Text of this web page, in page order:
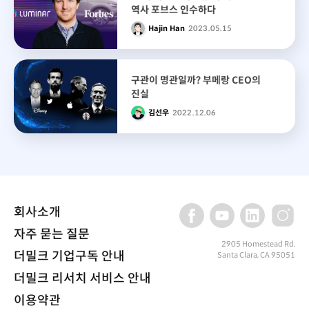
역사 포브스 인수하다
Hajin Han 2023.05.15
구관이 명관일까? 부메랑 CEO의
진실
김선우 2022.12.06
회사소개
자주 묻는 질문
더밀크 기업구독 안내
더밀크 리서치 서비스 안내
이용약관
2905 Homestead Rd,
Santa Clara, CA 95051